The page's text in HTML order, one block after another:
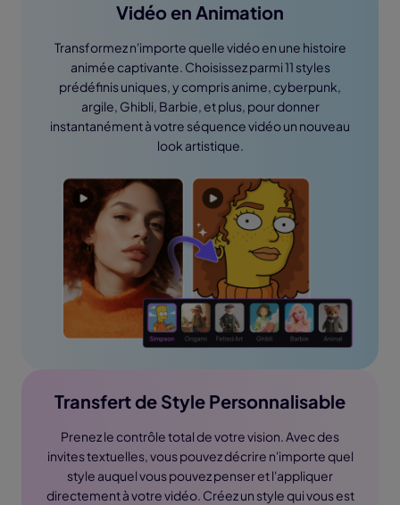
Vidéo en Animation
Transformez n'importe quelle vidéo en une histoire
animée captivante. Choisissez parmi 11 styles
prédéfinis uniques, y compris anime, cyberpunk,
argile, Ghibli, Barbie, et plus, pour donner
instantanément à votre séquence vidéo un nouveau
look artistique.
Transfert de Style Personnalisable
Prenez le contrôle total de votre vision. Avec des
invites textuelles, vous pouvez décrire n'importe quel
style auquel vous pouvez penser et l'appliquer
directement à votre vidéo. Créez un style qui vous est